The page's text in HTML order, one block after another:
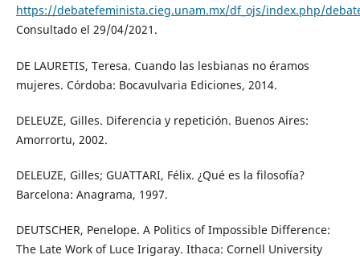
https://debatefeminista.cieg.unam.mx/df_ojs/index.php/
Consultado el 29/04/2021.
DE LAURETIS, Teresa. Cuando las lesbianas no éramos
mujeres. Córdoba: Bocavulvaria Ediciones, 2014.
DELEUZE, Gilles. Diferencia y repetición. Buenos Aires:
Amorrortu, 2002.
DELEUZE, Gilles; GUATTARI, Félix. ¿Qué es la filosofía?
Barcelona: Anagrama, 1997.
DEUTSCHER, Penelope. A Politics of Impossible Difference:
The Late Work of Luce Irigaray. Ithaca: Cornell University